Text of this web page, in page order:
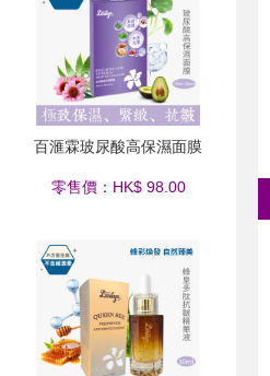
百滙霖玻尿酸高保濕面膜
零售價：HK$ 98.00